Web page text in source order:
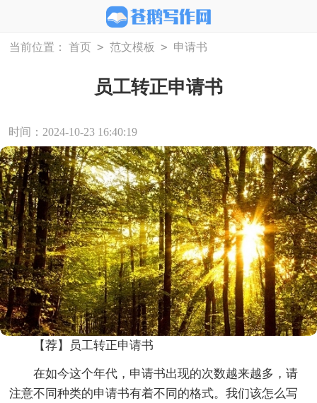
当前位置： 首页 > 范文模板 > 申请书
员工转正申请书
时间：2024-10-23 16:40:19
【荐】员工转正申请书
在如今这个年代，申请书出现的次数越来越多，请
注意不同种类的申请书有着不同的格式。我们该怎么写